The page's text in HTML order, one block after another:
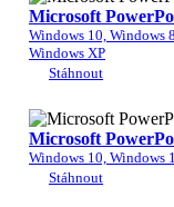
Microsoft
Windows 10, Windows
Windows XP
Stáhnout
Microsoft
Windows 10, Windows
Stáhnout